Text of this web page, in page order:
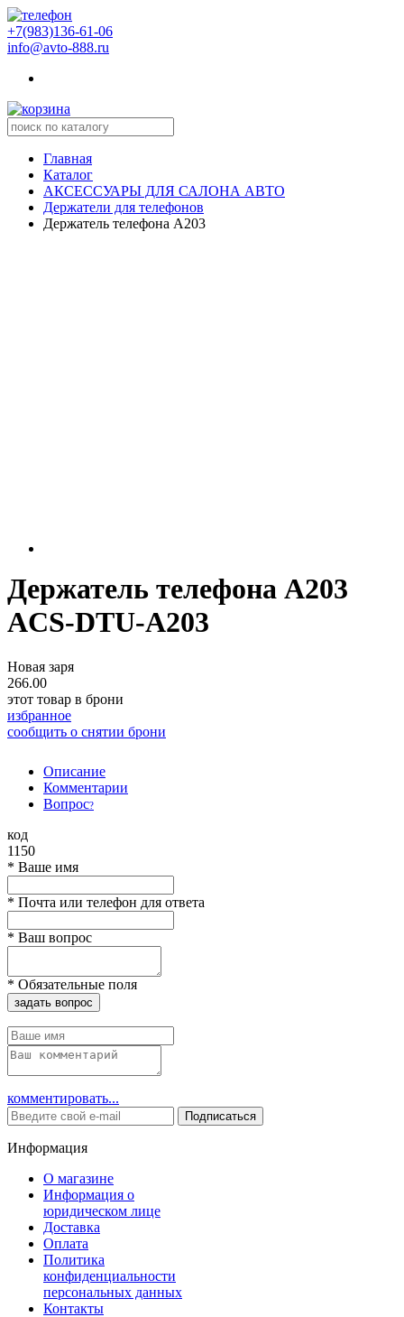
+7(983)136-61-06
info@avto-888.ru
Главная
Каталог
АКСЕССУАРЫ ДЛЯ САЛОНА АВТО
Держатели для телефонов
Держатель телефона A203
Держатель телефона A203
ACS-DTU-A203
Новая заря
266.00
этот товар в брони
избранное
сообщить о снятии брони
Описание
Комментарии
Вопрос?
код
1150
* Ваше имя
* Почта или телефон для ответа
* Ваш вопрос
* Обязательные поля
задать вопрос
комментировать...
Подписаться
Информация
О магазине
Информация о
юридическом лице
Доставка
Оплата
Политика
конфиденциальности
персональных данных
Контакты